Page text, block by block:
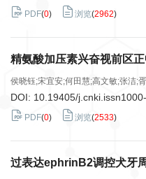
PDF(0) 浏览(2962)
精氨酸加压素兴奋视前区
侯晓钰;宋宜安;何田慧;高文敏;张洁;
DOI: 10.19405/
PDF(0) 浏览(2533)
过表达ephrinB2调控犬牙